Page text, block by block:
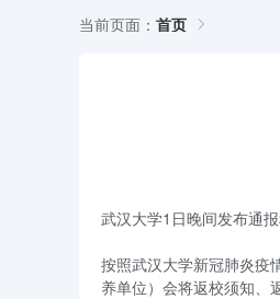
当前页面： 首页
武汉大学1日晚间发布通
按照武汉大学新冠肺炎疫
养单位）会将返校须知、